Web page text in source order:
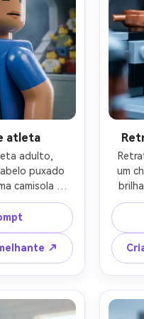
atleta
adulto,
puxado
camisola de
de número e
de estádio
holofote
dramático
plásticos
fechada
cores
3D de alto
↗
um
chef